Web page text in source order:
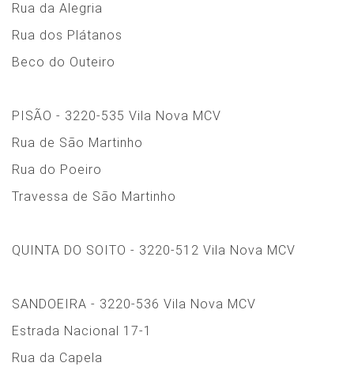
Rua da Alegria
Rua dos Plátanos
Beco do Outeiro
PISÃO - 3220-535 Vila Nova MCV
Rua de São Martinho
Rua do Poeiro
Travessa de São Martinho
QUINTA DO SOITO - 3220-512 Vila Nova MCV
SANDOEIRA - 3220-536 Vila Nova MCV
Estrada Nacional 17-1
Rua da Capela